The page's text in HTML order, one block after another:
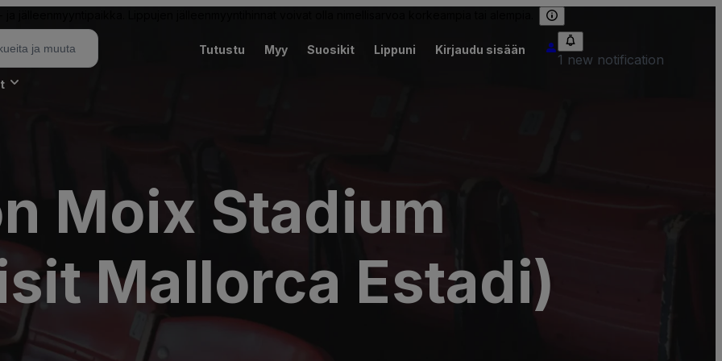
Tutustu Myy Suosikit Lippuni Kirjaudu sisään
1 new notification
Moix Stadium
Mallorca Estadi)